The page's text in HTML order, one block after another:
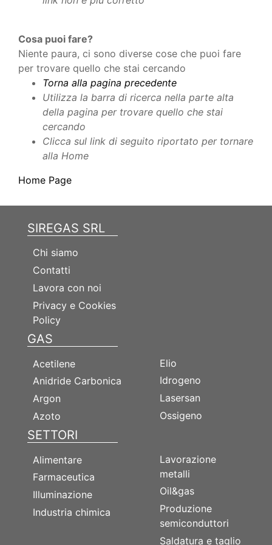
Cosa puoi fare?
Niente paura, ci sono diverse cose che puoi fare
per trovare quello che stai cercando
Torna alla pagina precedente
Utilizza la barra di ricerca nella parte alta
della pagina per trovare quello che stai
cercando
Clicca sul link di seguito riportato per tornare
alla Home
Home Page
SIREGAS SRL
Chi siamo
Contatti
Lavora con noi
Privacy e Cookies
Policy
GAS
Acetilene
Anidride Carbonica
Argon
Azoto
Elio
Idrogeno
Lasersan
Ossigeno
SETTORI
Alimentare
Farmaceutica
Illuminazione
Industria chimica
Lavorazione
metalli
Oil&gas
Produzione
semiconduttori
Saldatura e taglio